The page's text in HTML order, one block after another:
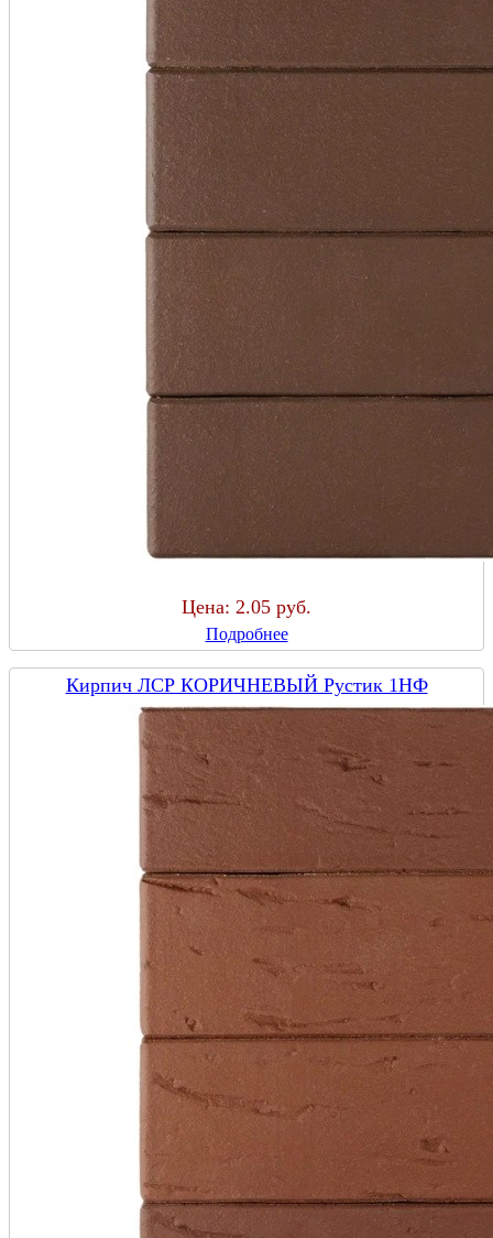
Цена: 2.05 руб.
Подробнее
Кирпич ЛСР КОРИЧНЕВЫЙ Рустик 1НФ